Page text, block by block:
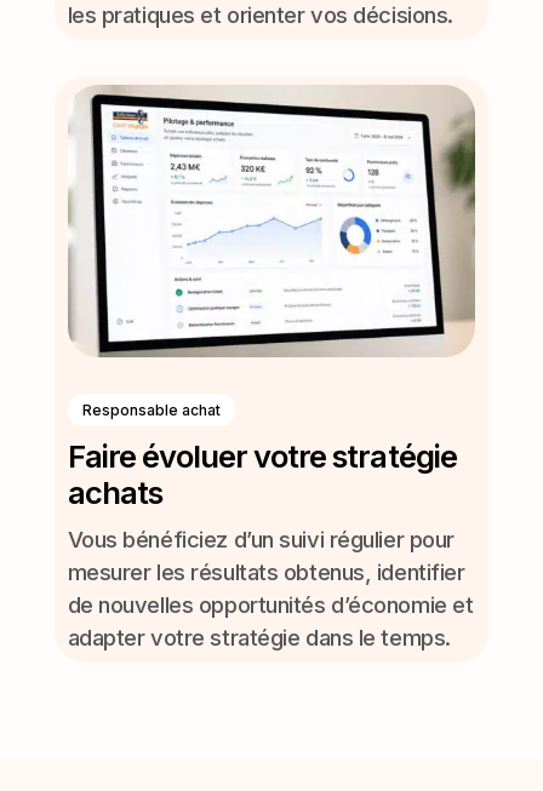
les pratiques et orienter vos décisions.
Responsable achat
Faire évoluer votre stratégie
achats
Vous bénéficiez d’un suivi régulier pour
mesurer les résultats obtenus, identifier
de nouvelles opportunités d’économie et
adapter votre stratégie dans le temps.